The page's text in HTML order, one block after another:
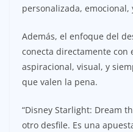
personalizada, emocional,
Además, el enfoque del
conecta directamente con
aspiracional, visual, y
que valen la pena.
“Disney Starlight: Dream
otro desfile. Es una